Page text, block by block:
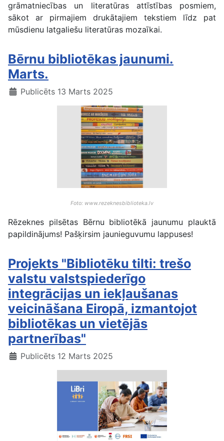
grāmatniecības un literatūras attīstības posmiem,
sākot ar pirmajiem drukātajiem tekstiem līdz pat
mūsdienu latgaliešu literatūras mozaīkai.
Bērnu bibliotēkas jaunumi.
Marts.
Publicēts 13 Marts 2025
Foto: www.rezeknesbiblioteka.lv
Rēzeknes pilsētas Bērnu bibliotēkā jaunumu plauktā
papildinājums! Pašķirsim jaunieguvumu lappuses!
Projekts "Bibliotēku tilti: trešo
valstu valstspiederīgo
integrācijas un iekļaušanas
veicināšana Eiropā, izmantojot
bibliotēkas un vietējās
partnerības"
Publicēts 12 Marts 2025